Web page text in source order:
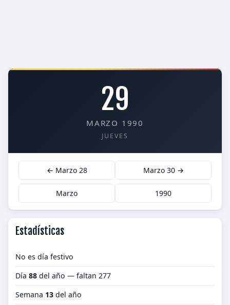
29
MARZO 1990
JUEVES
← Marzo 28 Marzo 30 →
Marzo 1990
Estadísticas
No es día festivo
Día 88 del año — faltan 277
Semana 13 del año